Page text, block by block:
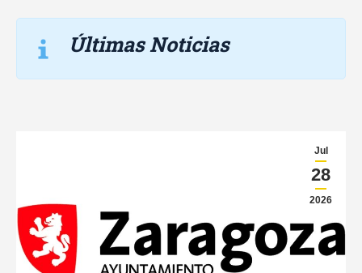
Últimas Noticias
Jul
28
2026